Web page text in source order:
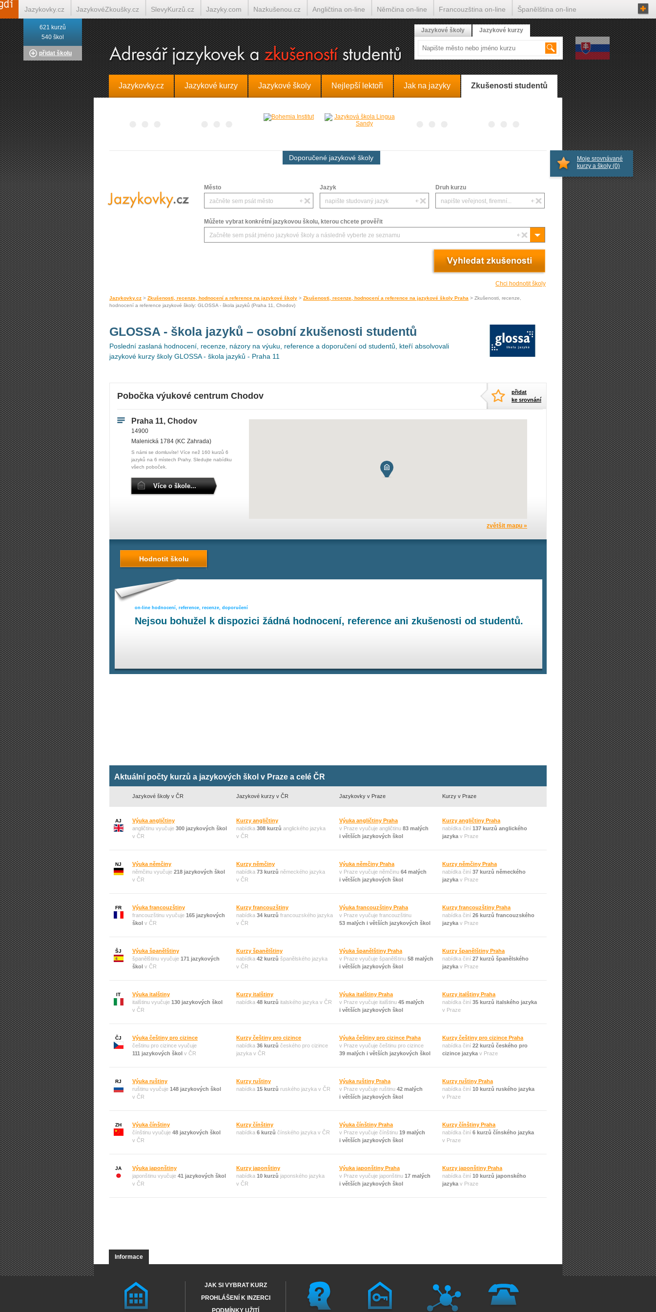
Jazykovky.cz Jazykové kurzy Jazykové školy Nejlepší lektoři Jak na jazyky Zkušenosti studentů
Doporučené jazykové školy
Město Jazyk Druh kurzu
Můžete vybrat konkrétní jazykovou školu, kterou chcete prověřit
Chci hodnotit školy
Jazykovky.cz > Zkušenosti, recenze, hodnocení a reference na jazykové školy > Zkušenosti, recenze, hodnocení a reference na jazykové školy Praha > Zkušenosti, recenze,
hodnocení a reference jazykové školy: GLOSSA - škola jazyků (Praha 11, Chodov)
GLOSSA - škola jazyků – osobní zkušenosti studentů
Poslední zaslaná hodnocení, recenze, názory na výuku, reference a doporučení od studentů, kteří absolvovali
jazykové kurzy školy GLOSSA - škola jazyků - Praha 11
Pobočka výukové centrum Chodov
přidat
ke srovnání
Praha 11, Chodov
14900
Malenická 1784 (KC Zahrada)
S námi se domluvíte! Více než 160 kurzů 6
jazyků na 6 místech Prahy. Sledujte nabídku
všech poboček.
Více o škole...
zvětšit mapu »
Hodnotit školu
on-line hodnocení, reference, recenze, doporučení
Nejsou bohužel k dispozici žádná hodnocení, reference ani zkušenosti od studentů.
Aktuální počty kurzů a jazykových škol v Praze a celé ČR
Jazykové školy v ČR Jazykové kurzy v ČR Jazykovky v Praze Kurzy v Praze
AJ
Výuka angličtiny
angličtinu vyučuje 300 jazykových škol
v ČR
Kurzy angličtiny
nabídka 308 kurzů anglického jazyka
v ČR
Výuka angličtiny Praha
v Praze vyučuje angličtinu 83 malých
i větších jazykových škol
Kurzy angličtiny Praha
nabídka činí 137 kurzů anglického
jazyka v Praze
NJ
Výuka němčiny
němčinu vyučuje 218 jazykových škol
v ČR
Kurzy němčiny
nabídka 73 kurzů německého jazyka
v ČR
Výuka němčiny Praha
v Praze vyučuje němčinu 64 malých
i větších jazykových škol
Kurzy němčiny Praha
nabídka činí 37 kurzů německého
jazyka v Praze
FR
Výuka francouzštiny
francouzštinu vyučuje 165 jazykových
škol v ČR
Kurzy francouzštiny
nabídka 34 kurzů francouzského jazyka
v ČR
Výuka francouzštiny Praha
v Praze vyučuje francouzštinu
53 malých i větších jazykových škol
Kurzy francouzštiny Praha
nabídka činí 26 kurzů francouzského
jazyka v Praze
ŠJ
Výuka španělštiny
španělštinu vyučuje 171 jazykových
škol v ČR
Kurzy španělštiny
nabídka 42 kurzů španělského jazyka
v ČR
Výuka španělštiny Praha
v Praze vyučuje španělštinu 58 malých
i větších jazykových škol
Kurzy španělštiny Praha
nabídka činí 27 kurzů španělského
jazyka v Praze
IT
Výuka italštiny
italštinu vyučuje 130 jazykových škol
v ČR
Kurzy italštiny
nabídka 48 kurzů italského jazyka v ČR
Výuka italštiny Praha
v Praze vyučuje italštinu 45 malých
i větších jazykových škol
Kurzy italštiny Praha
nabídka činí 35 kurzů italského jazyka
v Praze
ČJ
Výuka češtiny pro cizince
češtinu pro cizince vyučuje
111 jazykových škol v ČR
Kurzy češtiny pro cizince
nabídka 36 kurzů českého pro cizince
jazyka v ČR
Výuka češtiny pro cizince Praha
v Praze vyučuje češtinu pro cizince
39 malých i větších jazykových škol
Kurzy češtiny pro cizince Praha
nabídka činí 22 kurzů českého pro
cizince jazyka v Praze
RJ
Výuka ruštiny
ruštinu vyučuje 148 jazykových škol
v ČR
Kurzy ruštiny
nabídka 15 kurzů ruského jazyka v ČR
Výuka ruštiny Praha
v Praze vyučuje ruštinu 42 malých
i větších jazykových škol
Kurzy ruštiny Praha
nabídka činí 10 kurzů ruského jazyka
v Praze
ZH
Výuka čínštiny
čínštinu vyučuje 48 jazykových škol
v ČR
Kurzy čínštiny
nabídka 6 kurzů čínského jazyka v ČR
Výuka čínštiny Praha
v Praze vyučuje čínštinu 19 malých
i větších jazykových škol
Kurzy čínštiny Praha
nabídka činí 6 kurzů čínského jazyka
v Praze
JA
Výuka japonštiny
japonštinu vyučuje 41 jazykových škol
v ČR
Kurzy japonštiny
nabídka 10 kurzů japonského jazyka
v ČR
Výuka japonštiny Praha
v Praze vyučuje japonštinu 17 malých
i větších jazykových škol
Kurzy japonštiny Praha
nabídka činí 10 kurzů japonského
jazyka v Praze
Moje srovnávané
kurzy a školy (0)
621 kurzů
540 škol
přidat školu
Jazykové školy Jazykové kurzy
Informace
JAK SI VYBRAT KURZ
PROHLÁŠENÍ K INZERCI
PODMÍNKY UŽITÍ
Jazykovky.cz JazykovéZkoušky.cz SlevyKurzů.cz Jazyky.com Nazkušenou.cz Angličtina on-line Němčina on-line Francouzština on-line Španělština on-line
Italština on-line Tlumočení-Překlady.cz Překládá.cz Tlumočí.cz